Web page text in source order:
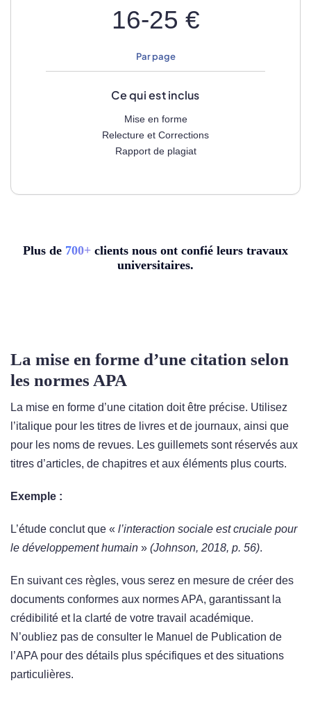
16-25 €
Par page
Ce qui est inclus
Mise en forme
Relecture et Corrections
Rapport de plagiat
Plus de 700+ clients nous ont confié leurs travaux
universitaires.
La mise en forme d’une citation selon
les normes APA
La mise en forme d’une citation doit être précise. Utilisez
l’italique pour les titres de livres et de journaux, ainsi que
pour les noms de revues. Les guillemets sont réservés aux
titres d’articles, de chapitres et aux éléments plus courts.
Exemple :
L’étude conclut que « l’interaction sociale est cruciale pour
le développement humain » (Johnson, 2018, p. 56).
En suivant ces règles, vous serez en mesure de créer des
documents conformes aux normes APA, garantissant la
crédibilité et la clarté de votre travail académique.
N’oubliez pas de consulter le Manuel de Publication de
l’APA pour des détails plus spécifiques et des situations
particulières.